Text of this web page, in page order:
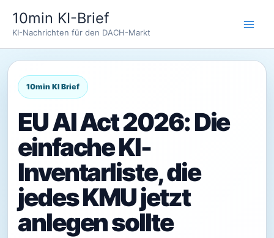
Inhalt
springen
10min KI-Brief
KI-Nachrichten für den DACH-Markt
EU AI Act 2026: Die
einfache KI-
Inventarliste, die
jedes KMU jetzt
anlegen sollte